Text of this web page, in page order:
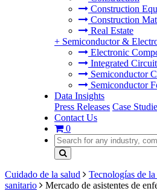
Construction
Construction
Real Estate
+ Semiconductor &
Electronic
Integrated
Semiconductor
Semiconductor
Data Insights
Press Releases Case
Contact Us
0
Cuidado de la salud
Tecnologías de
sanitario
Mercado de asistentes de